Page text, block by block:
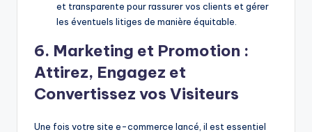
et transparente pour rassurer vos clients et gérer
les éventuels litiges de manière équitable.
6. Marketing et Promotion :
Attirez, Engagez et
Convertissez vos Visiteurs
Une fois votre site e-commerce lancé, il est essentiel